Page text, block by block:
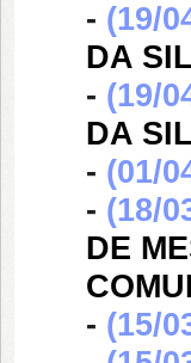
- (19/
DA
- (19/
DA
- (01/
- (18/
DE
- (15/